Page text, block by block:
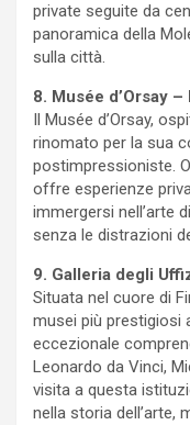
private seguite da
panoramica della
sulla città.
8. Musée d’Orsay
Il Musée d’Orsay,
rinomato per la sua
postimpressioniste.
offre esperienze
immergersi nell’arte
senza le distrazioni
9. Galleria degli
Situata nel cuore di
musei più prestigiosi
eccezionale
Leonardo da Vinci,
visita a questa
nella storia dell’arte,